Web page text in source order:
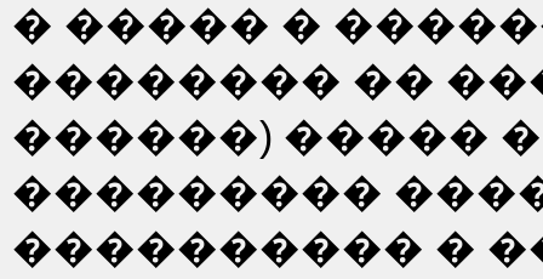
� ����� �
�������� ��
������) �����
���������
���������� �